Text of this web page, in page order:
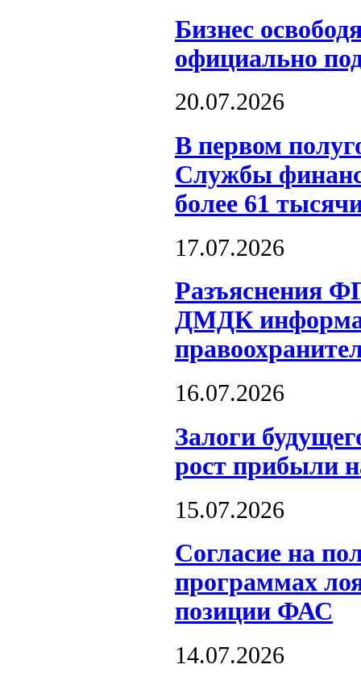
Бизнес
официально
20.07.2026
В первом
Службы
более 61
17.07.2026
Разъяснения
ДМДК
16.07.2026
Залоги
рост прибыли
15.07.2026
Согласие на
программах
позиции ФАС
14.07.2026